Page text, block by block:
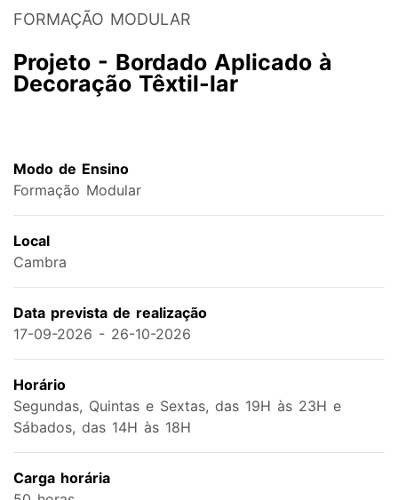
FORMAÇÃO MODULAR
Projeto - Bordado Aplicado à
Decoração Têxtil-lar
Modo de Ensino
Formação Modular
Local
Cambra
Data prevista de realização
17-09-2026 - 26-10-2026
Horário
Segundas, Quintas e Sextas, das 19H às 23H e
Sábados, das 14H às 18H
Carga horária